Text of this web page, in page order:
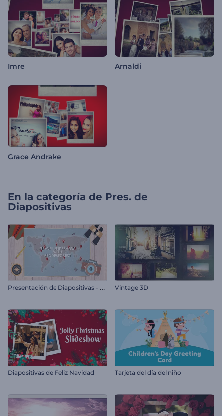
Imre Arnaldi
Grace Andrake
En la categoría de Pres. de
Diapositivas
P
resentación de Diapositivas - Viaje Vintage 3D
Diapositivas de Feliz Navidad Tarjeta del día del niño